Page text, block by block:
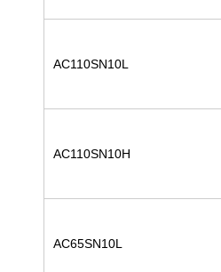
AC110SN10L
AC110SN10H
AC65SN10L